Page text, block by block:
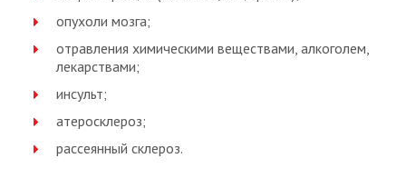
опухоли мозга;
отравления химическими веществами, алкоголем,
лекарствами;
инсульт;
атеросклероз;
рассеянный склероз.